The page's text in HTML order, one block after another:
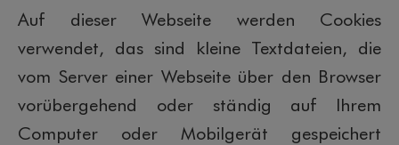
Auf dieser Webseite werden Cookies
verwendet, das sind kleine Textdateien, die
vom Server einer Webseite über den Browser
vorübergehend oder ständig auf Ihrem
Computer oder Mobilgerät gespeichert